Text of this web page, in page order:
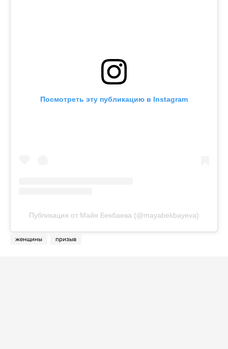
Посмотреть эту публикацию в Instagram
Публикация от Майя Бекбаева (@mayabekbayeva)
женщины призыв